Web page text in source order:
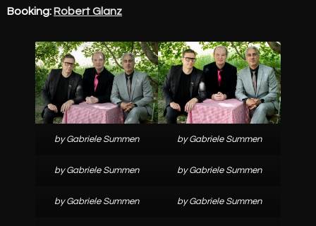
Booking: Robert Glanz
by Gabriele Summen by Gabriele Summen
by Gabriele Summen by Gabriele Summen
by Gabriele Summen by Gabriele Summen